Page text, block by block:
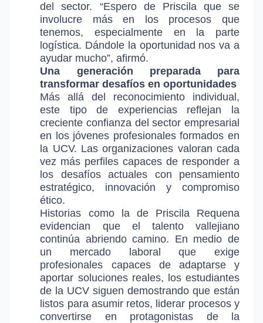
del sector. “Espero de Priscila que se
involucre más en los procesos que
tenemos, especialmente en la parte
logística. Dándole la oportunidad nos va a
ayudar mucho”, afirmó.
Una generación preparada para
transformar desafíos en oportunidades
Más allá del reconocimiento individual,
este tipo de experiencias reflejan la
creciente confianza del sector empresarial
en los jóvenes profesionales formados en
la UCV. Las organizaciones valoran cada
vez más perfiles capaces de responder a
los desafíos actuales con pensamiento
estratégico, innovación y compromiso
ético.
Historias como la de Priscila Requena
evidencian que el talento vallejiano
continúa abriendo camino. En medio de
un mercado laboral que exige
profesionales capaces de adaptarse y
aportar soluciones reales, los estudiantes
de la UCV siguen demostrando que están
listos para asumir retos, liderar procesos y
convertirse en protagonistas de la